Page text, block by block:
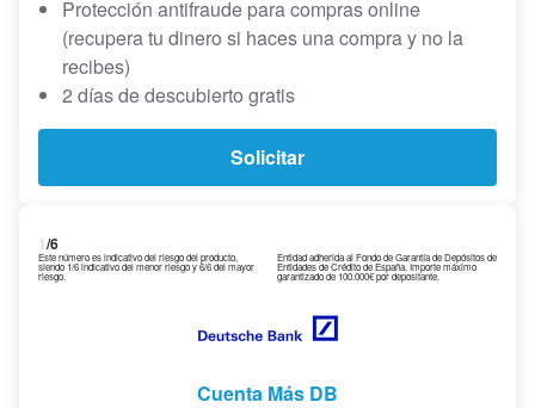
Protección antifraude para compras online
(recupera tu dinero si haces una compra y no la
recibes)
2 días de descubierto gratis
Solicitar
1/6
Este número es indicativo del riesgo del producto,
siendo 1/6 indicativo del menor riesgo y 6/6 del mayor
riesgo.
Entidad adherida al Fondo de Garantía de Depósitos de
Entidades de Crédito de España. Importe máximo
garantizado de 100.000€ por depositante.
Cuenta Más DB